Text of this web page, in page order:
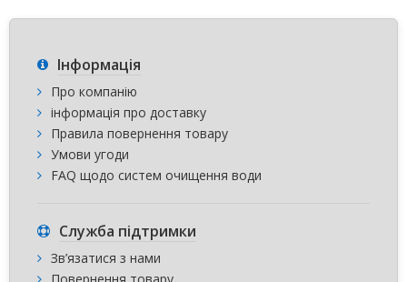
Інформація
Про компанію
інформація про доставку
Правила повернення товару
Умови угоди
FAQ щодо систем очищення води
Служба підтримки
Зв’язатися з нами